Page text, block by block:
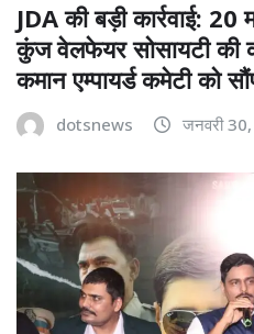
JDA की बड़ी कार्रवाई:
कुंज वेलफेयर सोसायटी की
कमान एम्पायर्ड कमेटी को
dotsnews जनवरी